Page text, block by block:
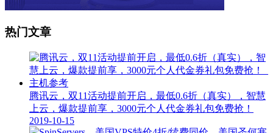
热门文章
腾讯云，双11活动提前开启，最低0.6折（真实），智慧
上云，爆款提前享，3000元个人代金券礼包免费抢！
2019-10-15